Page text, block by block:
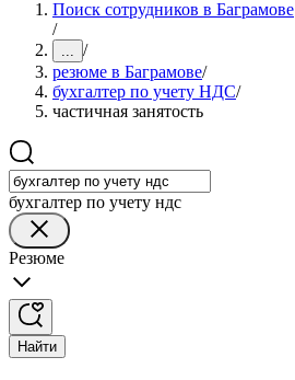
Поиск сотрудников в Баграмове
/
... /
резюме в Баграмове/
бухгалтер по учету НДС/
частичная занятость
бухгалтер по учету ндс
Резюме
Найти